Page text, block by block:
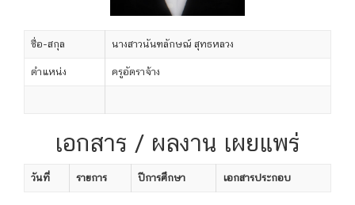
ชื่อ-สกุล นางสาวนันฑลักษณ์ สุทธหลวง
ตำแหน่ง ครูอัตราจ้าง
เอกสาร / ผลงาน เผยแพร่
วันที่ รายการ ปีการศึกษา เอกสารประกอบ